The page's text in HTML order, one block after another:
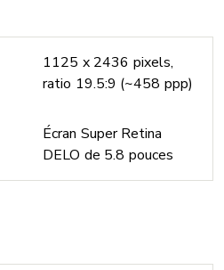
1125 x 2436 pixels,
ratio 19.5:9 (~458 ppp)
Écran Super Retina
DELO de 5.8 pouces